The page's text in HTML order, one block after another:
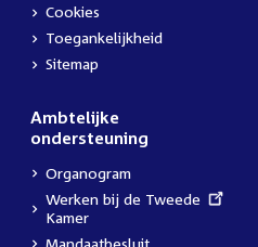
Cookies
Toegankelijkheid
Sitemap
Ambtelijke
ondersteuning
Organogram
External
link:
Werken bij de Tweede
Kamer
Mandaatbesluit